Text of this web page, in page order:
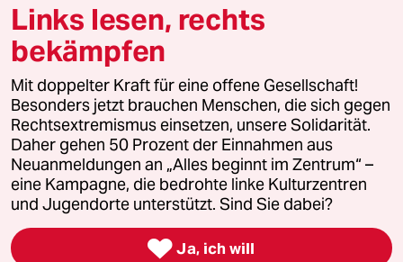
© 2026 taz Verlags und Vertriebs GmbH
Alle Rechte vorbehalten. Bei rechtlichen Fragen oder für Genehmigungen
wenden Sie sich bitte an
lizenzen@taz.de
Feedback Redaktionsstatut Kommune-Richtlinien
Leitlinie Informant Datenschutz Impressum AGB
Seitenwende Einwilligungen widerrufen (Ads)
Links lesen, rechts
bekämpfen
Mit doppelter Kraft für eine offene Gesellschaft!
Besonders jetzt brauchen Menschen, die sich gegen
Rechtsextremismus einsetzen, unsere Solidarität.
Daher gehen 50 Prozent der Einnahmen aus
Neuanmeldungen an „Alles beginnt im Zentrum“ –
eine Kampagne, die bedrohte linke Kulturzentren
und Jugendorte unterstützt. Sind Sie dabei?
 Ja, ich will